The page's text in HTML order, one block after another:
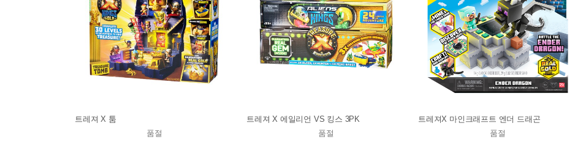
트레져 X 툼
품절
트레져 X 에일리언 VS 킹스 3PK
품절
트레져X 마인크래프트 엔더 드래곤
품절